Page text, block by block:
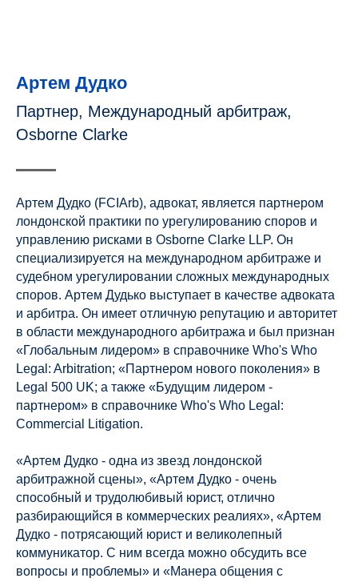
Артем Дудко
Партнер, Международный арбитраж,
Osborne Clarke
Артем Дудко (FCIArb), адвокат, является партнером
лондонской практики по урегулированию споров и
управлению рисками в Osborne Clarke LLP. Он
специализируется на международном арбитраже и
судебном урегулировании сложных международных
споров. Артем Дудько выступает в качестве адвоката
и арбитра. Он имеет отличную репутацию и авторитет
в области международного арбитража и был признан
«Глобальным лидером» в справочнике Who's Who
Legal: Arbitration; «Партнером нового поколения» в
Legal 500 UK; а также «Будущим лидером -
партнером» в справочнике Who's Who Legal:
Commercial Litigation.
«Артем Дудко - одна из звезд лондонской
арбитражной сцены», «Артем Дудко - очень
способный и трудолюбивый юрист, отлично
разбирающийся в коммерческих реалиях», «Артем
Дудко - потрясающий юрист и великолепный
коммуникатор. С ним всегда можно обсудить все
вопросы и проблемы» и «Манера общения с